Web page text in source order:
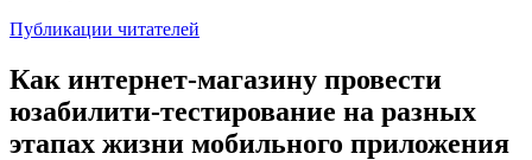
Публикации читателей
Как интернет-магазину провести
юзабилити-тестирование на разных
этапах жизни мобильного приложения